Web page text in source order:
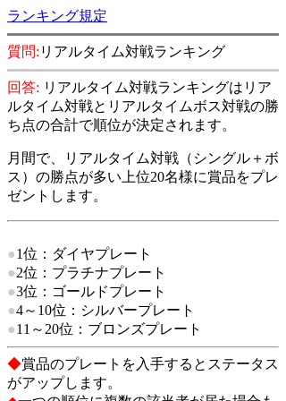
ランキング規定
質問: リアルタイム対戦ランキング
回答: リアルタイム対戦ランキングはリア
ルタイム対戦とリアルタイムボス対戦の勝
ち点の合計で順位が決定されます。
月間で、リアルタイム対戦（シングル＋ボ
ス）の勝点が多い上位20名様に賞品をプレ
ゼントします。
●1位：ダイヤプレート
●2位：プラチナプレート
●3位：ゴールドプレート
●4～10位：シルバープレート
●11 ～20位：ブロンズプレート
◆賞品のプレートを入手するとステータス
がアップします。